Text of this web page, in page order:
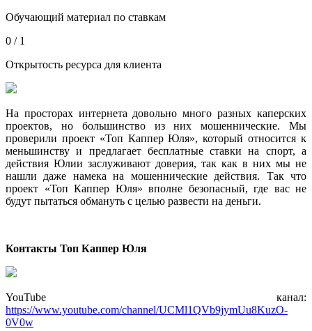
Обучающий материал по ставкам
0 / 1
Открытость ресурса для клиента
На просторах интернета довольно много разных каперских
проектов, но большинство из них мошеннические. Мы
проверили проект «Топ Каппер Юля», который относится к
меньшинству и предлагает бесплатные ставки на спорт, а
действия Юлии заслуживают доверия, так как в них мы не
нашли даже намека на мошеннические действия. Так что
проект «Топ Каппер Юля» вполне безопасный, где вас не
будут пытаться обмануть с целью развести на деньги.
Контакты Топ Каппер Юля
YouTube канал:
https://www.youtube.com/channel/UCMl1QVb9jymUu8KuzO-
0V0w